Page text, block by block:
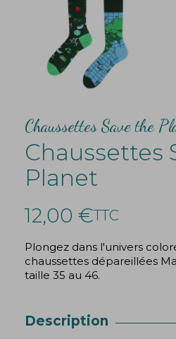
Chaussettes Save the
Chaussettes
Planet
12,00 €TTC
Plongez dans l'univers
chaussettes dépareillées
taille 35 au 46.
Description